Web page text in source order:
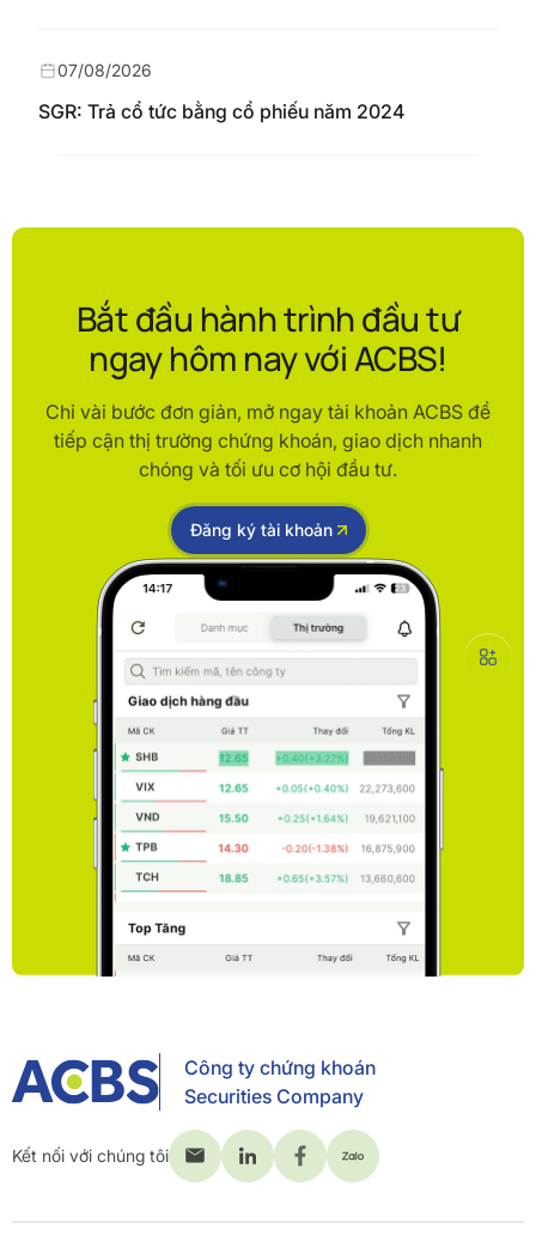
SGR: Trả cổ tức bằng cổ phiếu năm 2024
07/08/2026
Bắt đầu hành trình đầu tư
ngay hôm nay với ACBS!
Chỉ vài bước đơn giản, mở ngay tài khoản ACBS để
tiếp cận thị trường chứng khoán, giao dịch nhanh
chóng và tối ưu cơ hội đầu tư.
Đăng ký tài khoản
Công ty chứng khoán
Securities Company
Kết nối với chúng tôi